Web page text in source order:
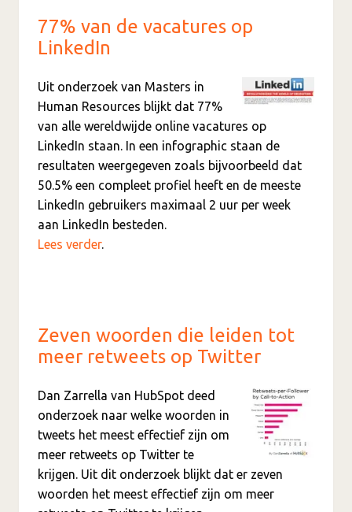
77% van de vacatures op
LinkedIn
Uit onderzoek van Masters in
Human Resources blijkt dat 77%
van alle wereldwijde online vacatures op
LinkedIn staan. In een infographic staan de
resultaten weergegeven zoals bijvoorbeeld dat
50.5% een compleet profiel heeft en de meeste
LinkedIn gebruikers maximaal 2 uur per week
aan LinkedIn besteden.
Lees verder.
Zeven woorden die leiden tot
meer retweets op Twitter
Dan Zarrella van HubSpot deed
onderzoek naar welke woorden in
tweets het meest effectief zijn om
meer retweets op Twitter te
krijgen. Uit dit onderzoek blijkt dat er zeven
woorden het meest effectief zijn om meer